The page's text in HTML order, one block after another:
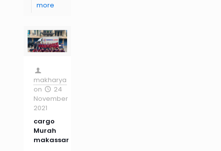
more
makharya
on
24
November
2021
cargo
Murah
makassar